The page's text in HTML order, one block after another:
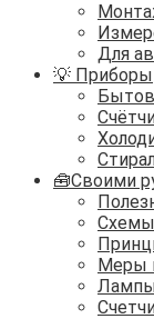
Для
💡 Приборы
🧰Своими
Меры
Лампы